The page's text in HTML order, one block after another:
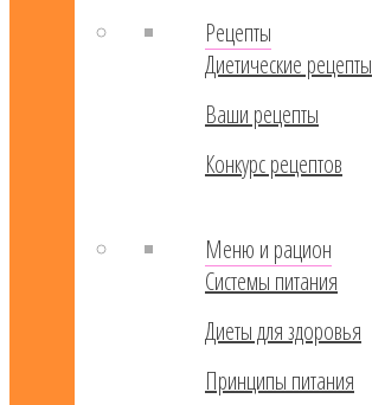
Рецепты
Диетические рецепты
Ваши рецепты
Конкурс рецептов
Меню и рацион
Системы питания
Диеты для здоровья
Принципы питания